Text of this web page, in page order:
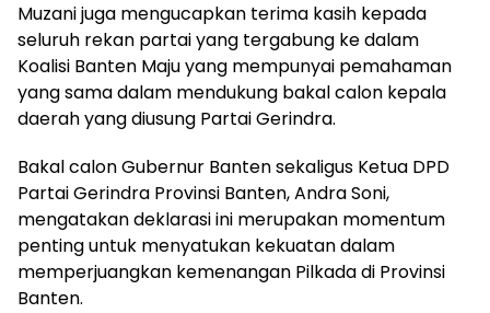
Muzani juga mengucapkan terima kasih kepada
seluruh rekan partai yang tergabung ke dalam
Koalisi Banten Maju yang mempunyai pemahaman
yang sama dalam mendukung bakal calon kepala
daerah yang diusung Partai Gerindra.
Bakal calon Gubernur Banten sekaligus Ketua DPD
Partai Gerindra Provinsi Banten, Andra Soni,
mengatakan deklarasi ini merupakan momentum
penting untuk menyatukan kekuatan dalam
memperjuangkan kemenangan Pilkada di Provinsi
Banten.